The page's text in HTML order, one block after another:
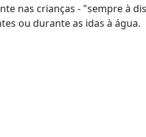
nas crianças - "sempre à
ou durante as idas à água.